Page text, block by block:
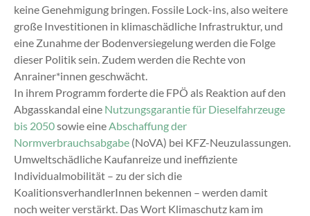
keine Genehmigung bringen. Fossile Lock-ins, also weitere
große Investitionen in klimaschädliche Infrastruktur, und
eine Zunahme der Bodenversiegelung werden die Folge
dieser Politik sein. Zudem werden die Rechte von
Anrainer*innen geschwächt.
In ihrem Programm forderte die FPÖ als Reaktion auf den
Abgasskandal eine Nutzungsgarantie für Dieselfahrzeuge
bis 2050sowie eineAbschaffung der
Normverbrauchsabgabe(NoVA) bei KFZ-Neuzulassungen.
Umweltschädliche Kaufanreize und ineffiziente
Individualmobilität – zu der sich die
KoalitionsverhandlerInnen bekennen – werden damit
noch weiter verstärkt. Das Wort Klimaschutz kam im